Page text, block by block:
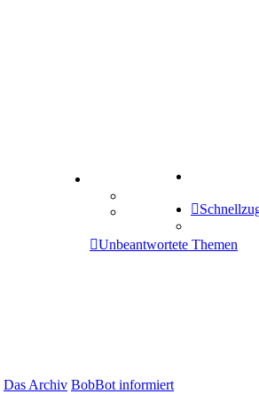
Comunio
Unbeantwortete Themen
Das Archiv BobBot informiert